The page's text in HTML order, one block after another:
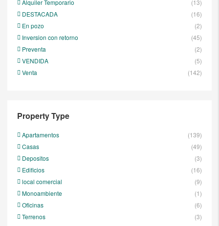
Alquiler Temporario
(13)
DESTACADA
(16)
En pozo
(2)
Inversion con retorno
(45)
Preventa
(2)
VENDIDA
(5)
Venta
(142)
Property Type
Apartamentos
(139)
Casas
(49)
Depositos
(3)
Edificios
(16)
local comercial
(9)
Monoambiente
(1)
Oficinas
(6)
Terrenos
(3)